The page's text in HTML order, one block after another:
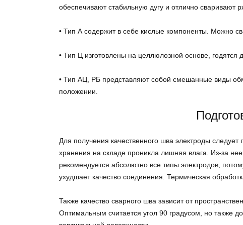
обеспечивают стабильную дугу и отлично сваривают
• Тип А содержит в себе кислые компоненты. Можно
• Тип Ц изготовлены на целлюлозной основе,
• Тип АЦ, РБ представляют собой смешанные виды
положении.
Для получения качественного шва электроды
хранения на складе проникла лишняя влага. Из-за
рекомендуется абсолютно все типы электродов,
ухудшает качество соединения. Термическая
Также качество сварного шва зависит от
Оптимальным считается угол 90 градусом, но также